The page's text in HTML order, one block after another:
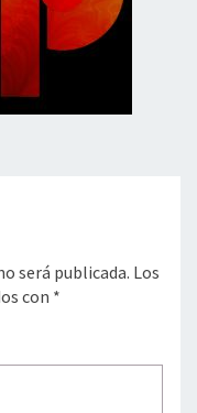
será publicada. Los
con *